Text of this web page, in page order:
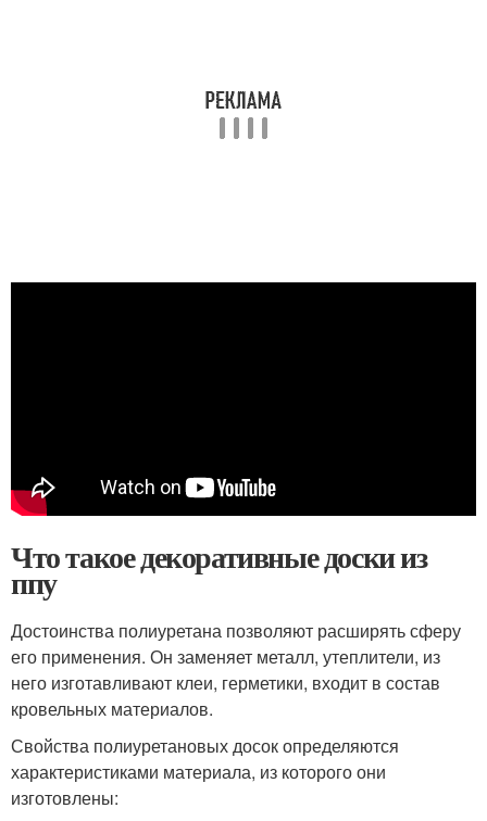
Что такое декоративные доски из
ппу
Достоинства полиуретана позволяют расширять сферу
его применения. Он заменяет металл, утеплители, из
него изготавливают клеи, герметики, входит в состав
кровельных материалов.
Свойства полиуретановых досок определяются
характеристиками материала, из которого они
изготовлены: